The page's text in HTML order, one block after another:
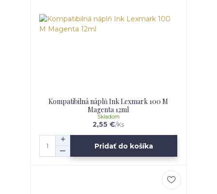
Kompatibilná náplň Ink Lexmark 100 M
Magenta 12ml
2,55 €/Ks
Skladom
Pridať do košíka